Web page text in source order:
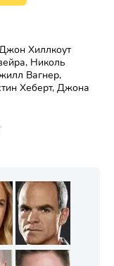
Хиллкоут
Николь
Вагнер,
Хеберт, Джона